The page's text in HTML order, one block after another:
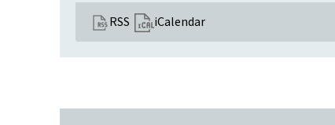
RSS iCalendar